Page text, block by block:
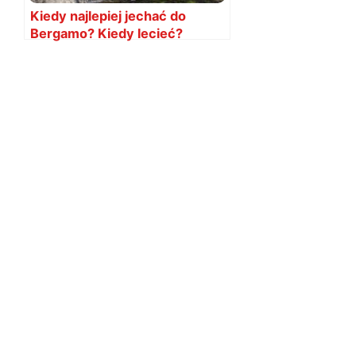
Kiedy najlepiej jechać do
Bergamo? Kiedy lecieć?